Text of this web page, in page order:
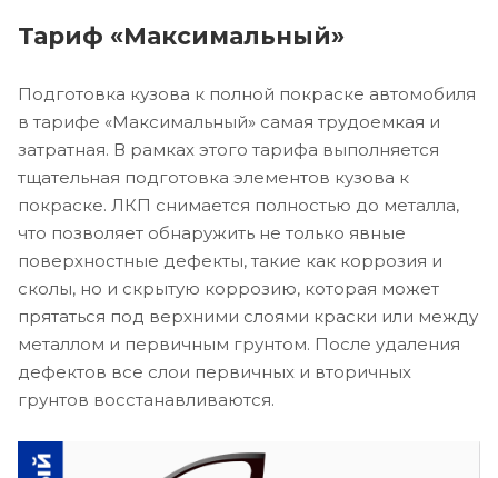
Тариф «Максимальный»
Подготовка кузова к полной покраске автомобиля
в тарифе «Максимальный» самая трудоемкая и
затратная. В рамках этого тарифа выполняется
тщательная подготовка элементов кузова к
покраске. ЛКП снимается полностью до металла,
что позволяет обнаружить не только явные
поверхностные дефекты, такие как коррозия и
сколы, но и скрытую коррозию, которая может
прятаться под верхними слоями краски или между
металлом и первичным грунтом. После удаления
дефектов все слои первичных и вторичных
грунтов восстанавливаются.